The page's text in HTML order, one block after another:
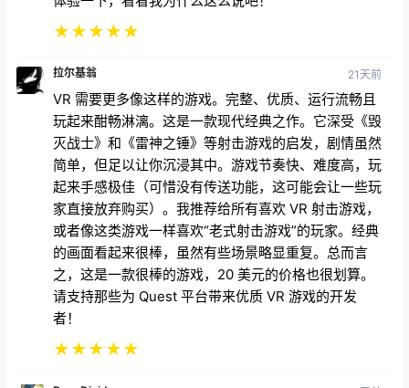
玩起来酣畅淋漓。这是一款现代经典之作。它深受《毁
灭战士》和《雷神之锤》等射击游戏的启发，剧情虽然
起来手感极佳（可惜没有传送功能，这可能会让一些玩
家直接放弃购买）。我推荐给所有喜欢 VR 射击游戏，
或者像这类游戏一样喜欢“老式射击游戏”的玩家。经典
的画面看起来很棒，虽然有些场景略显重复。总而言
之，这是一款很棒的游戏，20 美元的价格也很划算。
请支持那些为 Quest 平台带来优质 VR 游戏的开发
者！
★★★★★
DavoDivide 20天前
我白白浪费了40分钟的游戏进度，但因为玩得太开
心，我忍不住哈哈大笑。我之前从没听说过这款游戏，
但它给我的感觉就像是回到了《虚幻》（经典版）、